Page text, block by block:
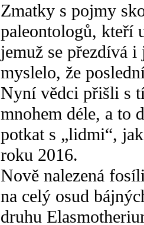
Zmatky s pojmy
paleontologů, kteří
jemuž se přezdívá
myslelo, že
Nyní vědci přišli s
mnohem déle, a to
potkat s „lidmi“,
roku 2016.
Nově nalezená
na celý osud
druhu